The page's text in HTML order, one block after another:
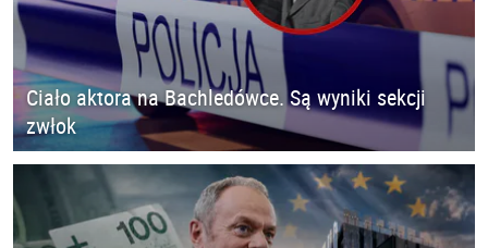
Ciało aktora na Bachledówce. Są wyniki sekcji
zwłok